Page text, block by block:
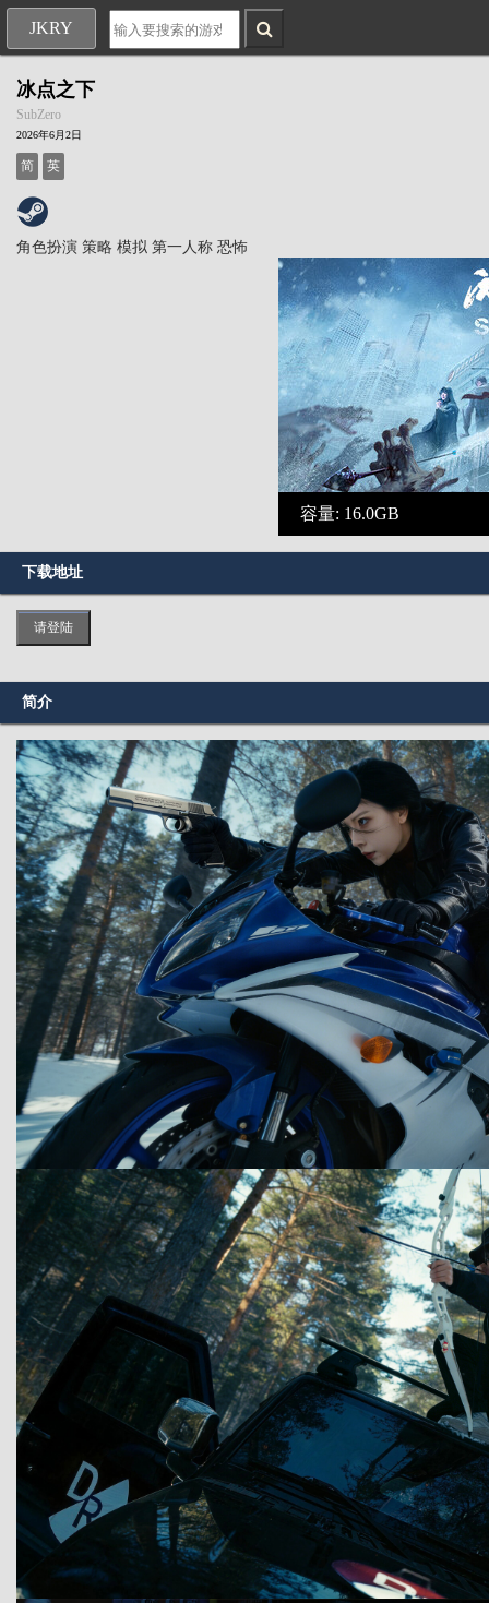
JKRY
冰点之下
SubZero
2026年6月2日
简 英
角色扮演 策略 模拟 第一人称 恐怖
容量: 16.0GB
下载地址
请登陆
简介